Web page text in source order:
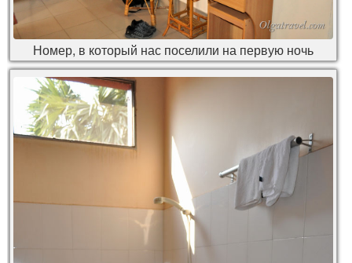
Номер, в который нас поселили на первую ночь